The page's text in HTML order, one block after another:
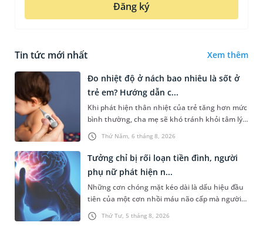
Đăng ký
Tin tức mới nhất Xem thêm
Thứ Năm, 6 tháng 8, 2026
Đo nhiệt độ ở nách bao nhiêu là sốt ở
trẻ em? Hướng dẫn c...
Khi phát hiện thân nhiệt của trẻ tăng hơn mức
bình thường, cha mẹ sẽ khó tránh khỏi tâm lý
lo lắng. Tuy nhiên, không phải ai cũng biết đo
nhiệt độ ở nách bao...
Thứ Tư, 5 tháng 8, 2026
Tưởng chỉ bị rối loạn tiền đình, người
phụ nữ phát hiện n...
Những cơn chóng mặt kéo dài là dấu hiệu đầu
tiên của một cơn nhồi máu não cấp mà người
bệnh không hề hay biết. Tại BVĐK MEDLATEC,
chiến lược chẩn đoán chính...